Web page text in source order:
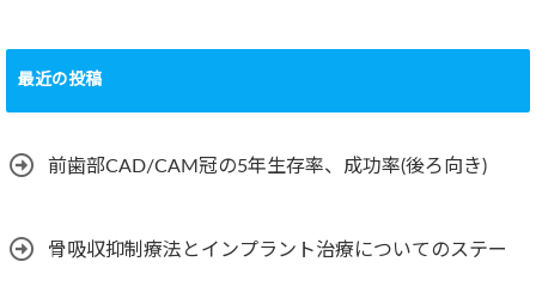
最近の投稿
前歯部CAD/CAM冠の5年生存率、成功率(後ろ向き)
骨吸収抑制療法とインプラント治療についてのステー